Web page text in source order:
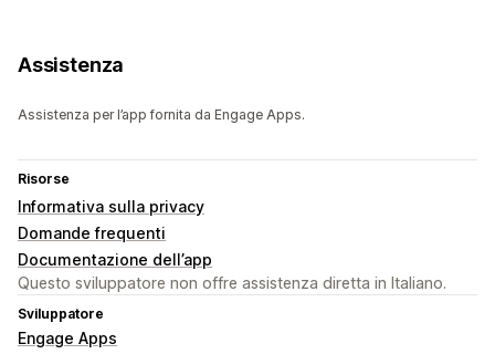
Assistenza
Assistenza per l’app fornita da Engage Apps.
Risorse
Informativa sulla privacy
Domande frequenti
Documentazione dell’app
Questo sviluppatore non offre assistenza diretta in Italiano.
Sviluppatore
Engage Apps